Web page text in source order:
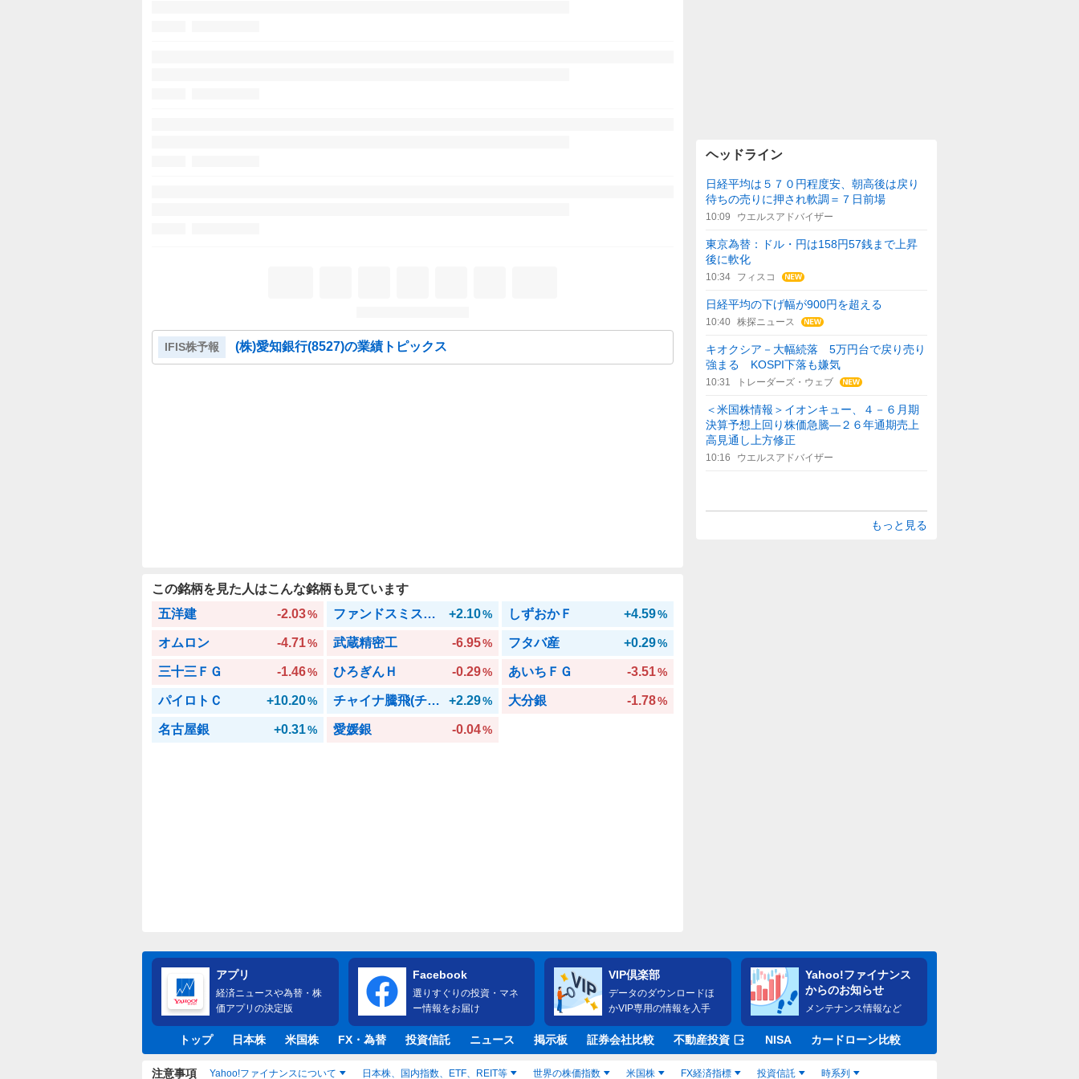
IFIS株予報 (株)愛知銀行(8527)の業績トピックス
この銘柄を見た人はこんな銘柄も見ています
五洋建
-2.03% ファンドスミス・グローバル・エクイティ・ファンド +2.10% しずおかＦ +4.59%
オムロン -4.71% 武蔵精密工 -6.95% フタバ産 +0.29%
三十三ＦＧ -1.46% ひろぎんＨ -0.29% あいちＦＧ -3.51%
パイロトＣ +10.20% チャイナ騰飛(チャイナ･エクイティ) +2.29% 大分銀 -1.78%
名古屋銀 +0.31% 愛媛銀 -0.04%
ヘッドライン
日経平均は５７０円程度安、朝高後は戻り
待ちの売りに押され軟調＝７日前場
10:09 ウエルスアドバイザー
東京為替：ドル・円は158円57銭まで上昇
後に軟化
10:34 フィスコ
日経平均の下げ幅が900円を超える
10:40 株探ニュース
キオクシア－大幅続落 5万円台で戻り売り
強まる KOSPI下落も嫌気
10:31 トレーダーズ・ウェブ
＜米国株情報＞イオンキュー、４－６月期
決算予想上回り株価急騰―２６年通期売上
高見通し上方修正
10:16 ウエルスアドバイザー
もっと見る
アプリ
経済ニュースや為替・株
価アプリの決定版
Facebook
選りすぐりの投資・マネ
ー情報をお届け
VIP倶楽部
データのダウンロードほ
かVIP専用の情報を入手
Yahoo!ファイナンス
からのお知らせ
メンテナンス情報など
トップ 日本株 米国株 FX・為替 投資信託 ニュース 掲示板 証券会社比較 不動産投資 NISA カードローン比較
注意事項 Yahoo!ファイナンスについて 日本株、国内指数、ETF、REIT等 世界の株価指数 米国株 FX経済指標 投資信託 時系列